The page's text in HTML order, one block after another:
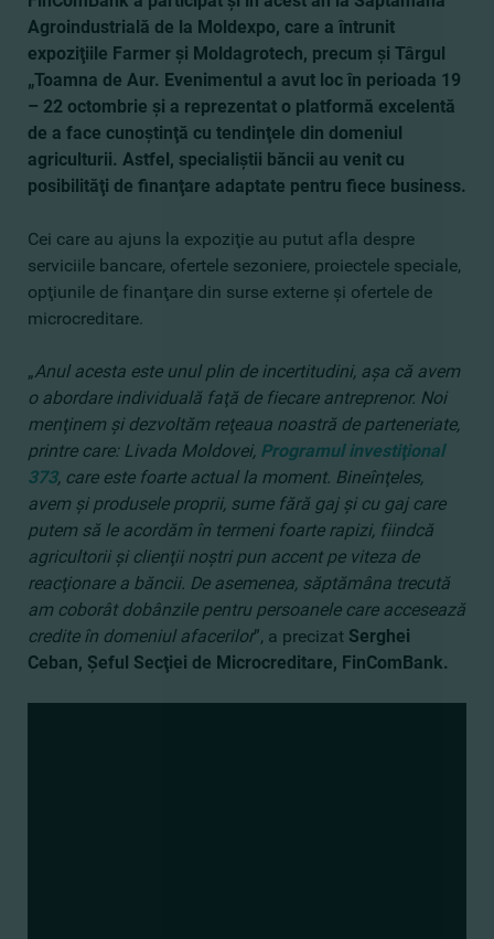
Agroindustrială de la Moldexpo, care a întrunit
expoziţiile Farmer şi Moldagrotech, precum şi Târgul
„Toamna de Aur. Evenimentul a avut loc în perioada 19
– 22 octombrie şi a reprezentat o platformă excelentă
de a face cunoştinţă cu tendinţele din domeniul
agriculturii. Astfel, specialiştii băncii au venit cu
posibilităţi de finanţare adaptate pentru fiece business.
Cei care au ajuns la expoziţie au putut afla despre
serviciile bancare, ofertele sezoniere, proiectele speciale,
opţiunile de finanţare din surse externe şi ofertele de
microcreditare.
„Anul acesta este unul plin de incertitudini, aşa că avem
o abordare individuală faţă de fiecare antreprenor. Noi
menţinem şi dezvoltăm reţeaua noastră de parteneriate,
printre care: Livada Moldovei, Programul investiţional
373, care este foarte actual la moment. Bineînţeles,
avem şi produsele proprii, sume fără gaj şi cu gaj care
putem să le acordăm în termeni foarte rapizi, fiindcă
agricultorii şi clienţii noştri pun accent pe viteza de
reacţionare a băncii. De asemenea, săptămâna trecută
am coborât dobânzile pentru persoanele care accesează
credite în domeniul afacerilor”, a precizat Serghei
Ceban, Şeful Secţiei de Microcreditare, FinComBank.